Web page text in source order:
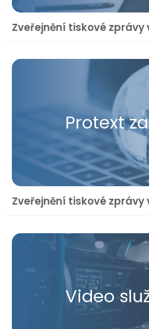
Zveřejnění tiskové zprávy
Protext
Zveřejnění tiskové zprávy
Video